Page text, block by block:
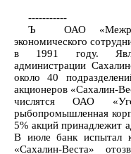
-----------
Ъ ОАО
экономического
в 1991 году.
администрации
около 40
акционеров «Сахалин-
числятся ОАО
рыбопромышленная
5% акций принадлежит
В июле банк испытал
«Сахалин-Веста»